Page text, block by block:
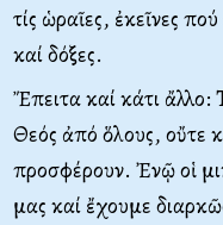
τίς ὡραῖες, ἐκεῖνες
καί δόξες.
Ἔπειτα καί κάτι ἄλλο:
Θεός ἀπό ὅλους, οὔτε
προσφέρουν. Ἐνῷ οἱ
μας καί ἔχουμε